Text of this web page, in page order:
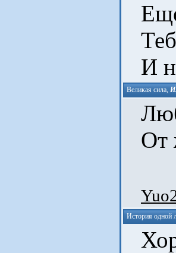
И
Великая сила,
От
История одной